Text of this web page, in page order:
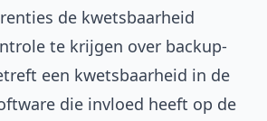
de kwetsbaarheid
te krijgen over backup-
een kwetsbaarheid in de
die invloed heeft op de